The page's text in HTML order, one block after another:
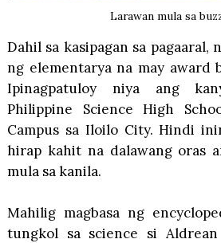
Larawan mula sa
Dahil sa kasipagan sa pagaaral,
ng elementarya na may award
Ipinagpatuloy niya ang
Philippine Science High
Campus sa Iloilo City. Hindi
hirap kahit na dalawang oras
mula sa kanila.
Mahilig magbasa ng
tungkol sa science si